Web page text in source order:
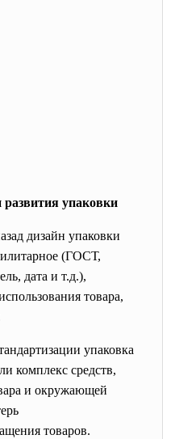
развития упаковки
дизайн упаковки
(ГОСТ,
дата и т.д.),
товара,
упаковка
комплекс средств,
и окружающей
товаров.